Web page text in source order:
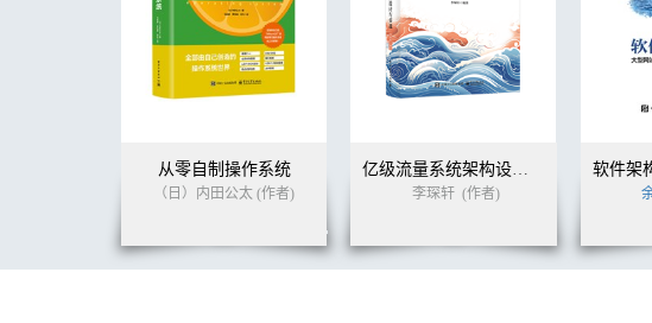
多核
线程（Thread）
工作队列
有节制地优化
4 CPU 实战：XML 解析
对象
对象的高效性能
性能评估
调整
优化整个组件：MAX
从零自制操作系统
（日）内田公太 (作者) 李琛轩 (作者)